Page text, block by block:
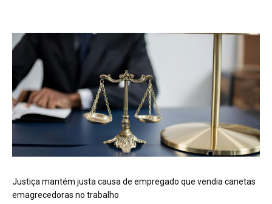
Justiça mantém justa causa de empregado que vendia canetas
emagrecedoras no trabalho